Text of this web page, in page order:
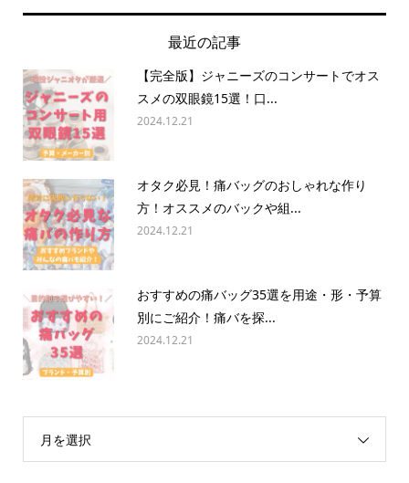
最近の記事
【完全版】ジャニーズのコンサートでオス
スメの双眼鏡15選！口...
2024.12.21
オタク必見！痛バッグのおしゃれな作り
方！オススメのバックや組...
2024.12.21
おすすめの痛バッグ35選を用途・形・予算
別にご紹介！痛バを探...
2024.12.21
月を選択